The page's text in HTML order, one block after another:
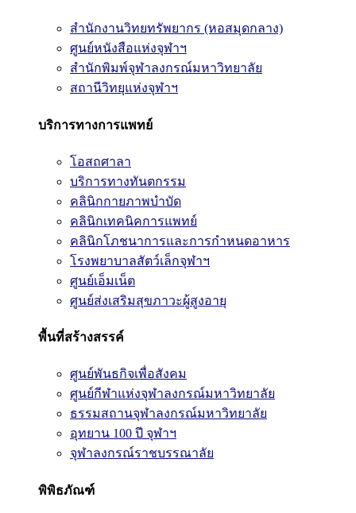
สำนักงานวิทยทรัพยากร (หอสมุดกลาง)
ศูนย์หนังสือแห่งจุฬาฯ
สำนักพิมพ์จุฬาลงกรณ์มหาวิทยาลัย
สถานีวิทยุแห่งจุฬาฯ
บริการทางการแพทย์
โอสถศาลา
บริการทางทันตกรรม
คลินิกกายภาพบำบัด
คลินิกเทคนิคการแพทย์
คลินิกโภชนาการและการกำหนดอาหาร
โรงพยาบาลสัตว์เล็กจุฬาฯ
ศูนย์เอ็มเน็ต
ศูนย์ส่งเสริมสุขภาวะผู้สูงอายุ
พื้นที่สร้างสรรค์
ศูนย์พันธกิจเพื่อสังคม
ศูนย์กีฬาแห่งจุฬาลงกรณ์มหาวิทยาลัย
ธรรมสถานจุฬาลงกรณ์มหาวิทยาลัย
อุทยาน 100 ปี จุฬาฯ
จุฬาลงกรณ์ราชบรรณาลัย
พิพิธภัณฑ์